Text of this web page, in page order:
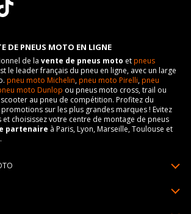
DE PNEUS MOTO EN LIGNE
de la vente de pneus moto etpneus
le leader français du pneu en ligne, avec un large
pneu moto Michelin,pneu moto Pirelli,pneu
moto Dunlop ou pneus moto cross, trail ou
au pneu de compétition. Profitez du
sur les plus grandes marques ! Evitez
et choisissez votre centre de montage de pneus
partenaire à Paris, Lyon, Marseille, Toulouse et